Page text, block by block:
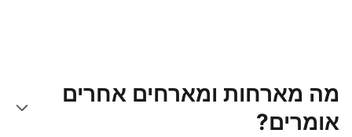
מה מארחות ומארחים אחרים
אומרים?